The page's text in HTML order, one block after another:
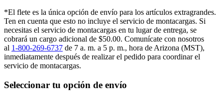
*El flete es la única opción de envío para los artículos extragrandes.
Ten en cuenta que esto no incluye el servicio de montacargas. Si
necesitas el servicio de montacargas en tu lugar de entrega, se
cobrará un cargo adicional de $50.00. Comunícate con nosotros
al 1-800-269-6737 de 7 a. m. a 5 p. m., hora de Arizona (MST),
inmediatamente después de realizar el pedido para coordinar el
servicio de montacargas.
Seleccionar tu opción de envío